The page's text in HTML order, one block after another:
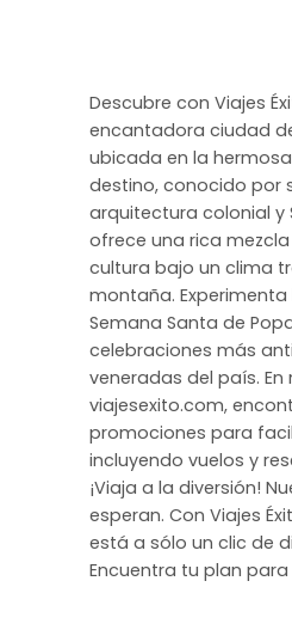
Descubre con Viajes
encantadora ciudad
ubicada en la
destino, conocido por
arquitectura colonial y
ofrece una rica
cultura bajo un clima
montaña.
Semana Santa de
celebraciones más
veneradas del país.
viajesexito.com,
promociones para
incluyendo vuelos y
¡Viaja a la diversión!
esperan. Con Viajes
está a sólo un clic de
Encuentra tu plan